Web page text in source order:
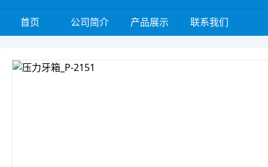
首页 公司简介 产品展示 联系我们